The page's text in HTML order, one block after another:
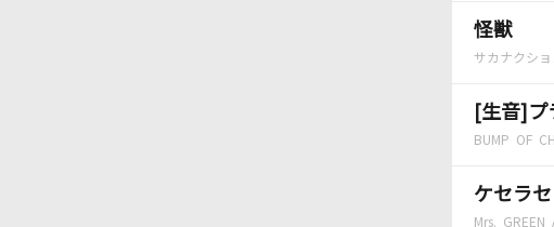
怪獣
サカナクショ
[生音]プ
BUMP OF
ケセラ
Mrs. GREEN